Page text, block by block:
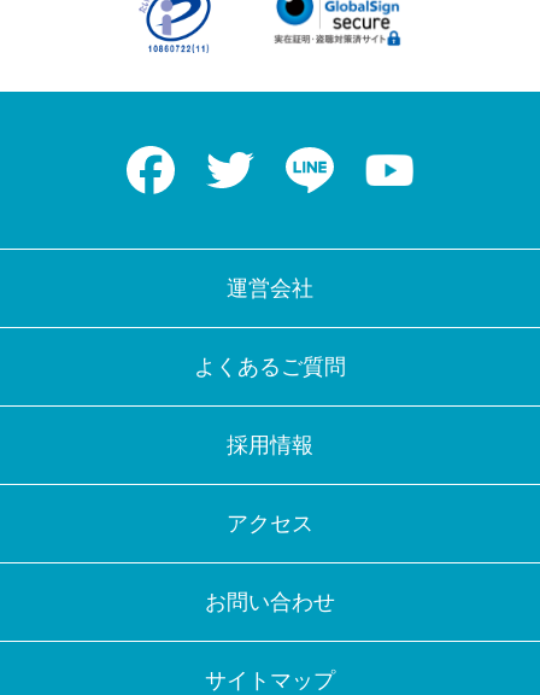
Facebook Twitter LINE
運営会社
よくあるご質問
採用情報
アクセス
お問い合わせ
サイトマップ